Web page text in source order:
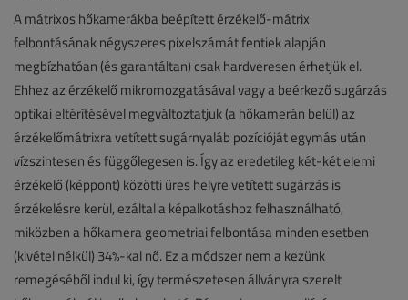
A mátrixos hőkamerákba beépített érzékelő-mátrix
felbontásának négyszeres pixelszámát fentiek alapján
megbízhatóan (és garantáltan) csak hardveresen érhetjük el.
Ehhez az érzékelő mikromozgatásával vagy a beérkező sugárzás
optikai eltérítésével megváltoztatjuk (a hőkamerán belül) az
érzékelőmátrixra vetített sugárnyaláb pozícióját egymás után
vízszintesen és függőlegesen is. Így az eredetileg két-két elemi
érzékelő (képpont) közötti üres helyre vetített sugárzás is
érzékelésre kerül, ezáltal a képalkotáshoz felhasználható,
miközben a hőkamera geometriai felbontása minden esetben
(kivétel nélkül) 34%-kal nő. Ez a módszer nem a kezünk
remegéséből indul ki, így természetesen állványra szerelt